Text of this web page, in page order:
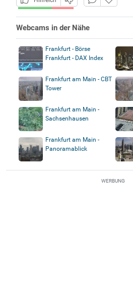
Webcams in der Nähe
Frankfurt - Börse
Frankfurt - DAX Index
Frankfurt am Main - CBT
Tower
Frankfurt am Main -
Sachsenhausen
Frankfurt am Main -
Panoramablick
WERBUNG